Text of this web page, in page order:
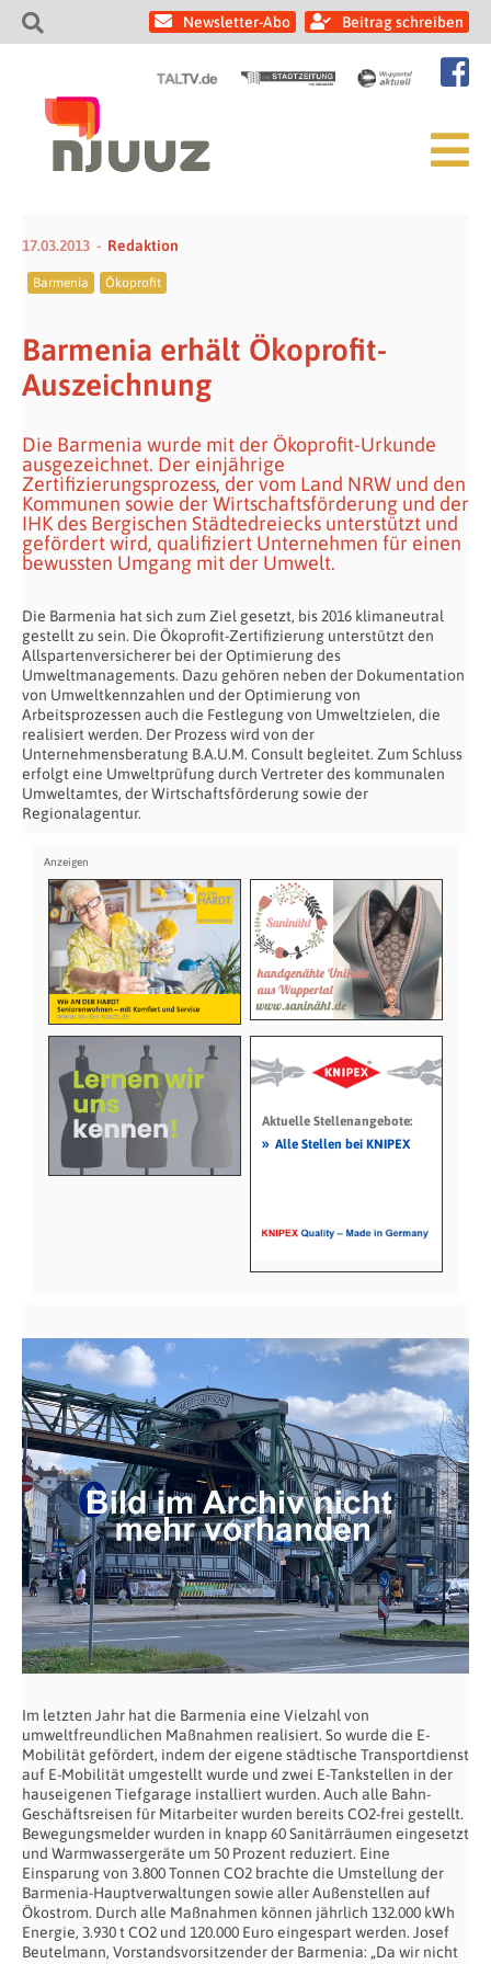
Newsletter-Abo Beitrag schreiben
17.03.2013 Redaktion
Barmenia Ökoprofit
Barmenia erhält Ökoprofit-
Auszeichnung
Die Barmenia wurde mit der Ökoprofit-Urkunde
ausgezeichnet. Der einjährige
Zertifizierungsprozess, der vom Land NRW und den
Kommunen sowie der Wirtschaftsförderung und der
IHK des Bergischen Städtedreiecks unterstützt und
gefördert wird, qualifiziert Unternehmen für einen
bewussten Umgang mit der Umwelt.
Die Barmenia hat sich zum Ziel gesetzt, bis 2016 klimaneutral
gestellt zu sein. Die Ökoprofit-Zertifizierung unterstützt den
Allspartenversicherer bei der Optimierung des
Umweltmanagements. Dazu gehören neben der Dokumentation
von Umweltkennzahlen und der Optimierung von
Arbeitsprozessen auch die Festlegung von Umweltzielen, die
realisiert werden. Der Prozess wird von der
Unternehmensberatung B.A.U.M. Consult begleitet. Zum Schluss
erfolgt eine Umweltprüfung durch Vertreter des kommunalen
Umweltamtes, der Wirtschaftsförderung sowie der
Regionalagentur.
Aktuelle Stellenangebote:
» Alle Stellen bei KNIPEX
Im letzten Jahr hat die Barmenia eine Vielzahl von
umweltfreundlichen Maßnahmen realisiert. So wurde die E-
Mobilität gefördert, indem der eigene städtische Transportdienst
auf E-Mobilität umgestellt wurde und zwei E-Tankstellen in der
hauseigenen Tiefgarage installiert wurden. Auch alle Bahn-
Geschäftsreisen für Mitarbeiter wurden bereits CO2-frei gestellt.
Bewegungsmelder wurden in knapp 60 Sanitärräumen eingesetzt
und Warmwassergeräte um 50 Prozent reduziert. Eine
Einsparung von 3.800 Tonnen CO2 brachte die Umstellung der
Barmenia-Hauptverwaltungen sowie aller Außenstellen auf
Ökostrom. Durch alle Maßnahmen können jährlich 132.000 kWh
Energie, 3.930 t CO2 und 120.000 Euro eingespart werden. Josef
Beutelmann, Vorstandsvorsitzender der Barmenia: „Da wir nicht